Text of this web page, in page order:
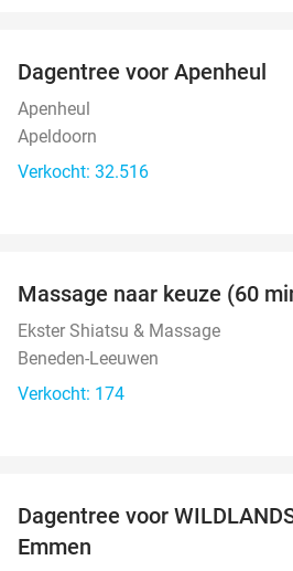
Dagentree voor Apenheul
Apenheul
Apeldoorn
Verkocht: 32.516
Massage naar keuze (60
Ekster Shiatsu & Massage
Beneden-Leeuwen
Verkocht: 174
Dagentree voor
Emmen